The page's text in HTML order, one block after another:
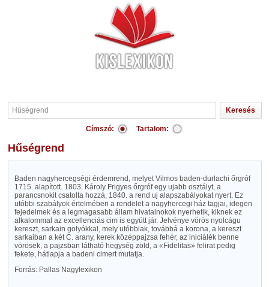
Címszó: Tartalom:
Hűségrend
Baden nagyhercegségi érdemrend, melyet Vilmos baden-durlachi őrgróf
1715. alapított. 1803. Károly Frigyes őrgróf egy ujabb osztályt, a
parancsnokit csatolta hozzá, 1840. a rend uj alapszabályokat nyert. Ez
utóbbi szabályok értelmében a rendelet a nagyhercegi ház tagjai, idegen
fejedelmek és a legmagasabb állam hivatalnokok nyerhetik, kiknek ez
alkalommal az excellenciás cim is együtt jár. Jelvénye vörös nyolcágu
kereszt, sarkain golyókkal, mely utóbbiak, továbbá a korona, a kereszt
sarkaiban a két C. arany, kerek középpajzsa fehér, az iniciálék benne
vörösek, a pajzsban látható hegység zöld, a «Fidelitas» felirat pedig
fekete, hátlapja a badeni cimert mutatja.
Forrás: Pallas Nagylexikon